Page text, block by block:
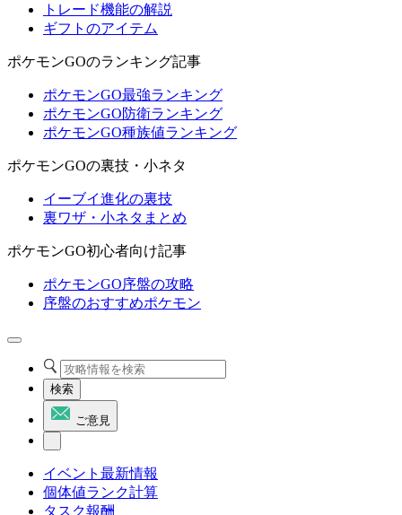
トレード機能の解説
ギフトのアイテム
ポケモンGOのランキング記事
ポケモンGO最強ランキング
ポケモンGO防衛ランキング
ポケモンGO種族値ランキング
ポケモンGOの裏技・小ネタ
イーブイ進化の裏技
裏ワザ・小ネタまとめ
ポケモンGO初心者向け記事
ポケモンGO序盤の攻略
序盤のおすすめポケモン
検索
ご意見
イベント最新情報
個体値ランク計算
タスク報酬